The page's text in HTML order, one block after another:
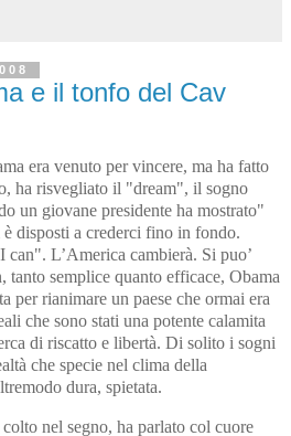
e il tonfo del Cav
era venuto per vincere, ma ha fatto
ha risvegliato il "dream", il sogno
un giovane presidente ha mostrato"
disposti a crederci fino in fondo.
can". L’America cambierà. Si puo’
tanto semplice quanto efficace, Obama
per rianimare un paese che ormai era
che sono stati una potente calamita
di riscatto e libertà. Di solito i sogni
che specie nel clima della
dura, spietata.
nel segno, ha parlato col cuore